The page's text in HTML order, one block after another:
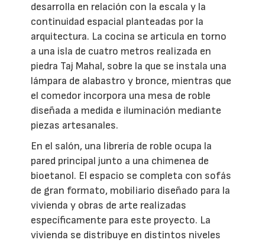
desarrolla en relación con la escala y la
continuidad espacial planteadas por la
arquitectura. La cocina se articula en torno
a una isla de cuatro metros realizada en
piedra Taj Mahal, sobre la que se instala una
lámpara de alabastro y bronce, mientras que
el comedor incorpora una mesa de roble
diseñada a medida e iluminación mediante
piezas artesanales.
En el salón, una librería de roble ocupa la
pared principal junto a una chimenea de
bioetanol. El espacio se completa con sofás
de gran formato, mobiliario diseñado para la
vivienda y obras de arte realizadas
específicamente para este proyecto. La
vivienda se distribuye en distintos niveles